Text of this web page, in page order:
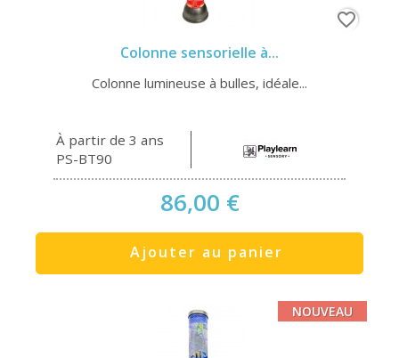
Colonne sensorielle à...
Colonne lumineuse à bulles, idéale...
À partir de 3 ans
PS-BT90
86,00 €
Ajouter au panier
favorite_border
NOUVEAU